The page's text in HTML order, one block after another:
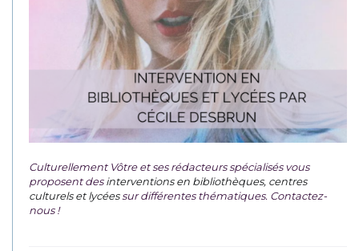
Culturellement Vôtre et ses rédacteurs spécialisés vous
proposent desinterventions en bibliothèques, centres
culturels et lycéessur différentes thématiques. Contactez-
nous !